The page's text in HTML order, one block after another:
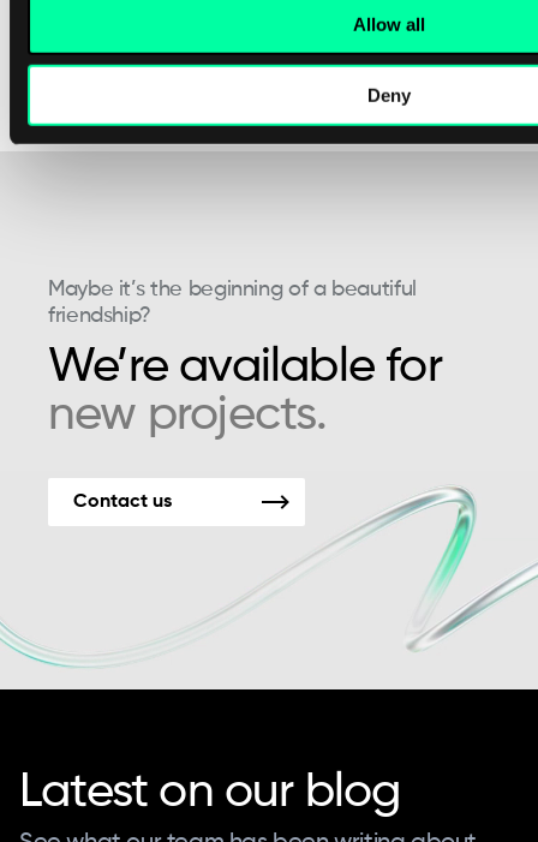
Allow all
Deny
Maybe it’s the beginning of a beautiful
friendship?
We’re available for
new projects.
Contact us
Latest on our blog